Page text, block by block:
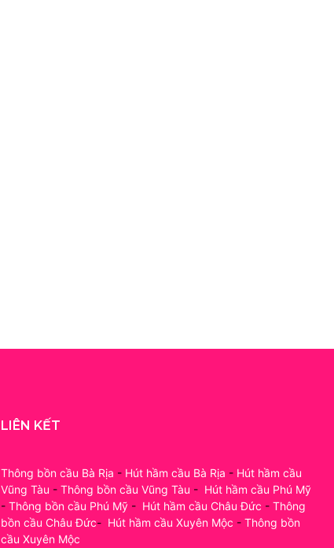
LIÊN KẾT
Thông bồn cầu Bà Rịa - Hút hầm cầu Bà Rịa - Hút hầm cầu
Vũng Tàu - Thông bồn cầu Vũng Tàu - Hút hầm cầu Phú Mỹ
- Thông bồn cầu Phú Mỹ - Hút hầm cầu Châu Đức - Thông
bồn cầu Châu Đức- Hút hầm cầu Xuyên Mộc - Thông bồn
cầu Xuyên Mộc